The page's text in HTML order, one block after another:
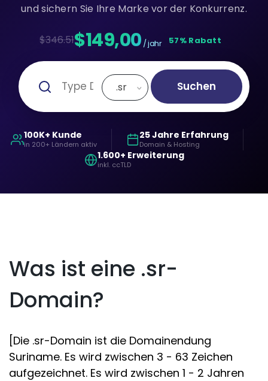
und sichern Sie Ihre Marke vor der Konkurrenz.
$346.51$149,00 / jahr 57% Rabatt
.sr Suchen
100K+ Kunde
in 200+ Ländern aktiv
25 Jahre Erfahrung
Domain & Hosting
1.600+ Erweiterung
inkl. ccTLD
Was ist eine .sr-
Domain?
[Die .sr-Domain ist die Domainendung
Suriname. Es wird zwischen 3 - 63 Zeichen
aufgezeichnet. Es wird zwischen 1 - 2 Jahren